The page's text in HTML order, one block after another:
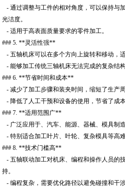
- 通过调整与工件的相对角度，可以保持与
光洁度。
- 适用于高表面质量要求的零件加工。
### 5. **灵活性强**
- 五轴机床可以在多个方向上旋转和移动，
- 能够加工传统三轴机床无法完成的复杂结构
### 6. **节省时间和成本**
- 减少了加工步骤和装夹时间，缩短了生产周
- 降低了人工干预和设备的使用，节省了成本
### 7. **适用范围广**
- 广泛应用于、汽车、能源、器械、模具制造
- 特别适合加工叶片、叶轮、复杂模具等高难
### 8. **技术门槛高**
- 五轴联动加工对机床、编程和操作人员的
持。
- 编程复杂，需要优化路径以避免碰撞和干涉